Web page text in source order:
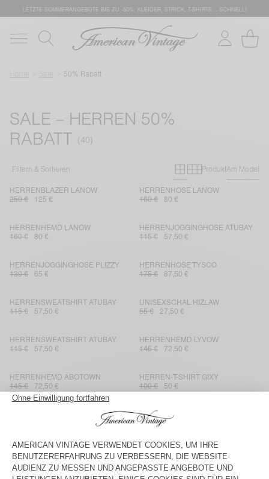
LETZTE SOMMERANGEBOTE BIS ZU -50%: KLEIDER, STRICK, T-SHIRTS… SCHNELL!
50% Rabatt
SALE – HERREN 50%
RABATT
Filtern & Sortieren Primary grid
Secondary
ProduktAm Model
HERRENBLAZER LANOW
250 €
125 €
HERRENHOSE LANOW
160 €
80 €
HERRENHEMD LANOW
160 €
80 €
HERRENJOGGINGHOSE ATUBAY
115 €
57,50 €
HERRENJOGGINGHOSE PLIZZY
130 €
65 €
HERRENHOSE TYSCO
175 €
87,50 €
HERRENSWEATSHIRT ATUBAY
115 €
57,50 €
UNISEXSCHAL HIZLAW
55 €
27,50 €
HERRENSWEATSHIRT ATUBAY
115 €
57,50 €
HERRENHEMD LYVOW
145 €
72,50 €
HERRENHEMD ABOTOWN
145 €
72,50 €
HERREN-T-SHIRT GIXY
100 €
50 €
UNISEXSCHAL HIZLAW
55 €
27,50 €
HERREN-T-SHIRT GIXY
100 €
50 €
HERRENHOODIE ATUBAY
135 €
67,50 €